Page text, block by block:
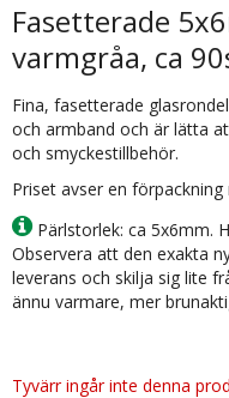
Fasetterade
varmgråa, ca
Fina, fasetterade
och armband och är lätta
och smyckestillbehör.
Priset avser en förpackning
Pärlstorlek: ca 5x6mm.
Observera att den exakta
leverans och skilja sig lite
ännu varmare, mer
Tyvärr ingår inte denna